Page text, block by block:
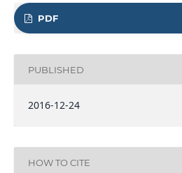
PDF
PUBLISHED
2016-12-24
HOW TO CITE